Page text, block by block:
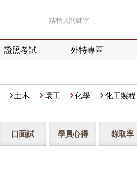
證照考試 外特專區
土木 環工 化學 化工製程
口面試 學員心得 錄取率